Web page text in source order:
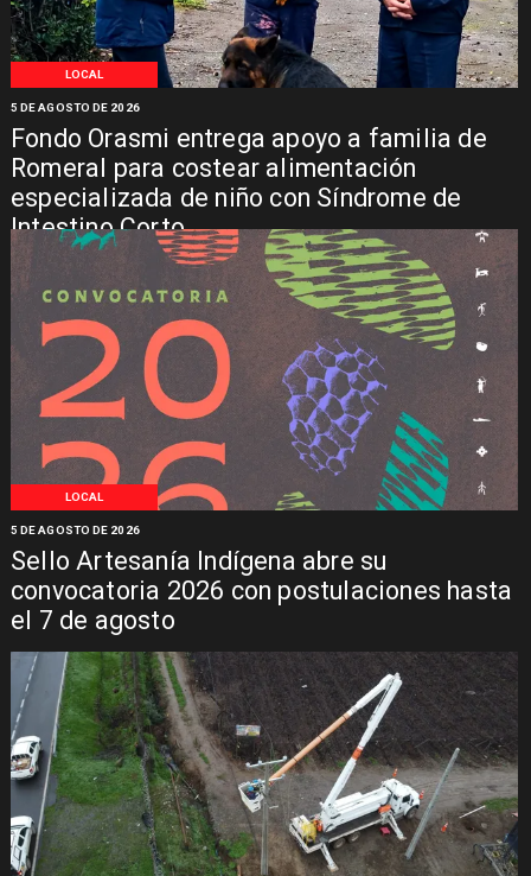
LOCAL
Fondo Orasmi entrega apoyo a familia de
Romeral para costear alimentación
especializada de niño con Síndrome de
Intestino Corto
5 DE AGOSTO DE 2026
LOCAL
Sello Artesanía Indígena abre su
convocatoria 2026 con postulaciones hasta
el 7 de agosto
5 DE AGOSTO DE 2026